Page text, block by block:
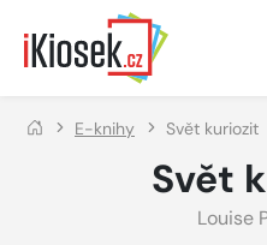
Přejít na hlavní obsah
E-knihy Svět kuriozit
Svět
Louise